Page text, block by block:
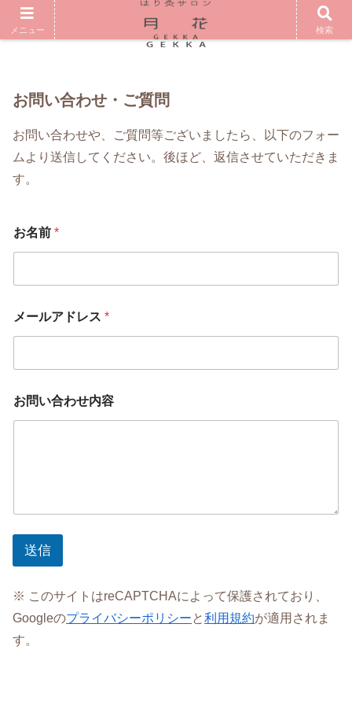
お問い合わせ・ご質問
お問い合わせや、ご質問等ございましたら、以下のフォー
ムより送信してください。後ほど、返信させていただきま
す。
お名前 *
メールアドレス *
お問い合わせ内容
送信
※ このサイトはreCAPTCHAによって保護されており、
Googleのプライバシーポリシーと利用規約が適用されま
す。
メニュー 検索